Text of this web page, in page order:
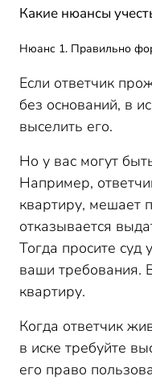
Какие нюансы
Нюанс 1. Правильно
Если ответчик
без оснований, в
выселить его.
Но у вас могут
Например,
квартиру, мешает
отказывается
Тогда просите суд
ваши требования.
квартиру.
Когда ответчик
в иске требуйте
его право